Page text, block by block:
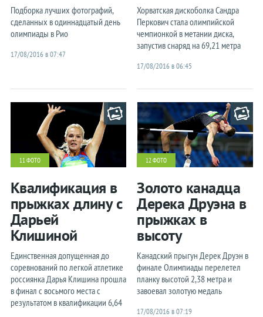
Подборка лучших фотографий,
сделанных в одиннадцатый день
олимпиады в Рио
17/08/2016 в 07:47
Хорватская дискоболка Сандра
Перкович стала олимпийской
чемпионкой в метании диска,
запустив снаряд на 69,21 метра
17/08/2016 в 06:45
11 ФОТО
Квалификация в
прыжках длину с
Дарьей
Клишиной
Единственная допущенная до
соревнований по легкой атлетике
россиянка Дарья Клишина прошла
в финал с восьмого места с
результатом в квалификации 6,64
12 ФОТО
Золото канадца
Дерека Друэна в
прыжках в
высоту
Канадский прыгун Дерек Друэн в
финале Олимпиады перелетел
планку высотой 2,38 метра и
завоевал золотую медаль
17/08/2016 в 07:19